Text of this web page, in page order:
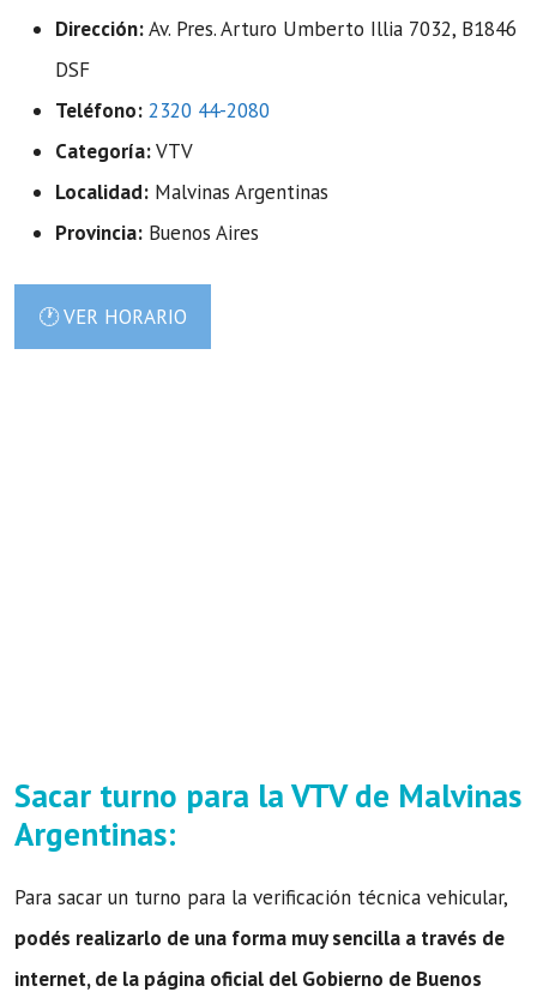
Dirección:Av. Pres. Arturo Umberto Illia 7032, B1846
DSF
Teléfono: 2320 44-2080
Categoría:VTV
Localidad: Malvinas Argentinas
Provincia: Buenos Aires
🕐 VER HORARIO
Sacar turno para la VTV de Malvinas
Argentinas:
Para sacar un turno para la verificación técnica vehicular,
podés realizarlo de una forma muy sencilla a través de
internet, de la página oficial del Gobierno de Buenos